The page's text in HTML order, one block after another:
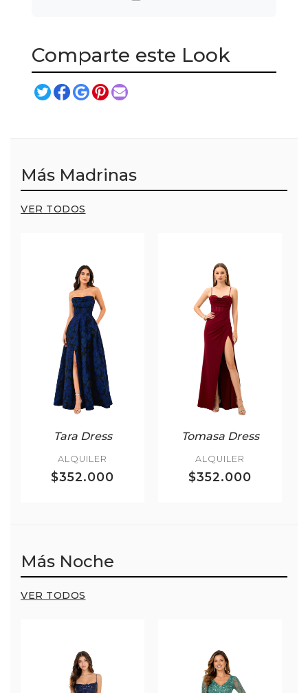
Comparte este Look
Más Madrinas
VER TODOS
Tara Dress
ALQUILER
$352.000
Tomasa Dress
ALQUILER
$352.000
Más Noche
VER TODOS